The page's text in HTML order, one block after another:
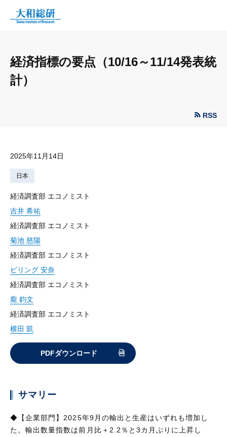
経済指標の要点（10/16～11/14発表統
計）
RSS
2025年11月14日
日本
経済調査部 エコノミスト
吉井 希祐
経済調査部 エコノミスト
菊池 慈陽
経済調査部 エコノミスト
ビリング 安奈
経済調査部 エコノミスト
龐 鈞文
経済調査部 エコノミスト
横田 凱
PDFダウンロード
サマリー
◆【企業部門】2025年9月の輸出と生産はいずれも増加し
た。輸出数量指数は前月比＋2.2％と3カ月ぶりに上昇し